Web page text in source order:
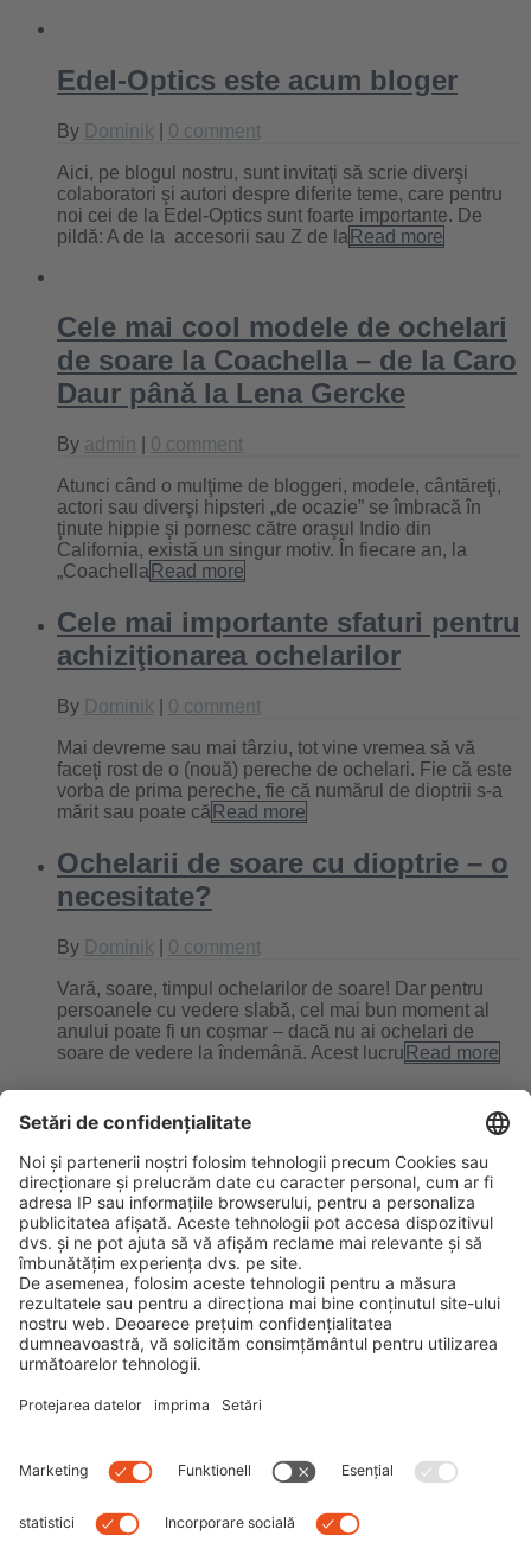
Edel-Optics este acum bloger
By Dominik 0 comment
Aici, pe blogul nostru, sunt invitaţi să scrie diverşi
colaboratori şi autori despre diferite teme, care pentru
noi cei de la Edel-Optics sunt foarte importante. De
pildă: A de la accesorii sau Z de la Read more
Cele mai cool modele de ochelari
de soare la Coachella – de la Caro
Daur până la Lena Gercke
By admin 0 comment
Atunci când o mulţime de bloggeri, modele, cântăreţi,
actori sau diverşi hipsteri „de ocazie” se îmbracă în
ţinute hippie şi pornesc către oraşul Indio din
California, există un singur motiv. În fiecare an, la
„Coachella Read more
Cele mai importante sfaturi pentru
achiziţionarea ochelarilor
By Dominik 0 comment
Mai devreme sau mai târziu, tot vine vremea să vă
faceţi rost de o (nouă) pereche de ochelari. Fie că este
vorba de prima pereche, fie că numărul de dioptrii s-a
mărit sau poate că Read more
Ochelarii de soare cu dioptrie – o
necesitate?
By Dominik 0 comment
Vară, soare, timpul ochelarilor de soare! Dar pentru
persoanele cu vedere slabă, cel mai bun moment al
anului poate fi un coșmar – dacă nu ai ochelari de
soare de vedere la îndemână. Acest lucru Read more
Filtrare optimă cu ajutorul
ochelarilor polarizaţi
ByDominik|0 comment
Ochelarii de soare polarizați nu mai reprezintă doar un
mijloc de protecție clasic împotriva soarelui. Mai
degrabă, ei sunt astăzi un accesoriu indispensabil pe
care moda trebuie să-l adapteze şi să-l perfecṭioneze
continuu, totodată. ÎnRead more
Next Previous
Recent Posts